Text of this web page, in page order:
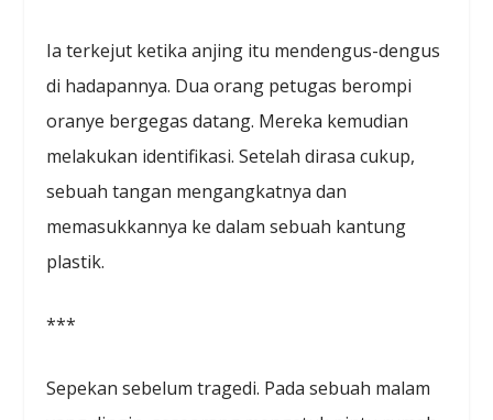
Ia terkejut ketika anjing itu mendengus-dengus
di hadapannya. Dua orang petugas berompi
oranye bergegas datang. Mereka kemudian
melakukan identifikasi. Setelah dirasa cukup,
sebuah tangan mengangkatnya dan
memasukkannya ke dalam sebuah kantung
plastik.
***
Sepekan sebelum tragedi. Pada sebuah malam